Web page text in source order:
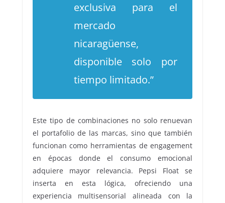
exclusiva para el
mercado
nicaragüense,
disponible solo por
tiempo limitado.”
Este tipo de combinaciones no solo renuevan
el portafolio de las marcas, sino que también
funcionan como herramientas de engagement
en épocas donde el consumo emocional
adquiere mayor relevancia. Pepsi Float se
inserta en esta lógica, ofreciendo una
experiencia multisensorial alineada con la